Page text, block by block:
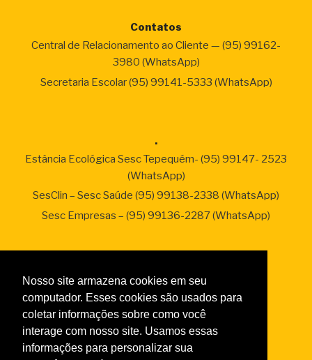
Nosso site armazena cookies em seu
computador. Esses cookies são usados para
coletar informações sobre como você
interage com nosso site. Usamos essas
informações para personalizar sua
Contatos
Central de Relacionamento ao Cliente — (95) 99162-
3980 (WhatsApp)
Secretaria Escolar (95) 99141-5333 (WhatsApp)
.
Estância Ecológica Sesc Tepequém- (95) 99147- 2523
(WhatsApp)
SesClin – Sesc Saúde (95) 99138-2338 (WhatsApp)
Sesc Empresas – (95) 99136-2287 (WhatsApp)
Links
Taxas de Serviços 2026
Normas da Academia
Normas do Turismo Social
Normas de Atendimento da Odontologia